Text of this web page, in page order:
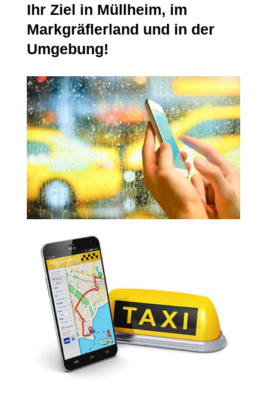
Ihr Ziel in Müllheim, im
Markgräflerland und in der
Umgebung!